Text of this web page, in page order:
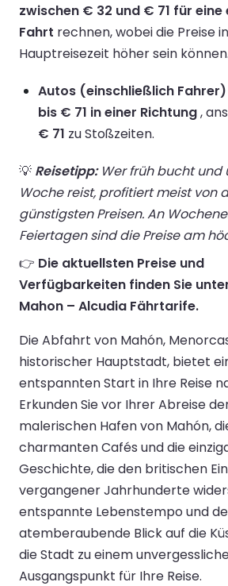
zwischen € 32 und € 71 für
Fahrt rechnen, wobei die Preise
Hauptreisezeit höher sein können.
Autos (einschließlich Fahrer)
bis € 71 in einer Richtung,
€ 71 zu Stoßzeiten.
💡 Reisetipp:Wer früh bucht und
Woche reist, profitiert meist von
günstigsten Preisen. An
Feiertagen sind die Preise am
👉 Die aktuellsten Preise und
Verfügbarkeiten finden Sie
Mahon – Alcudia Fährtarife.
Die Abfahrt von Mahón,
historischer Hauptstadt, bietet
entspannten Start in Ihre Reise
Erkunden Sie vor Ihrer Abreise
malerischen Hafen von Mahón,
charmanten Cafés und die
Geschichte, die den britischen
vergangener Jahrhunderte
entspannte Lebenstempo und
atemberaubende Blick auf die
die Stadt zu einem
Ausgangspunkt für Ihre Reise.